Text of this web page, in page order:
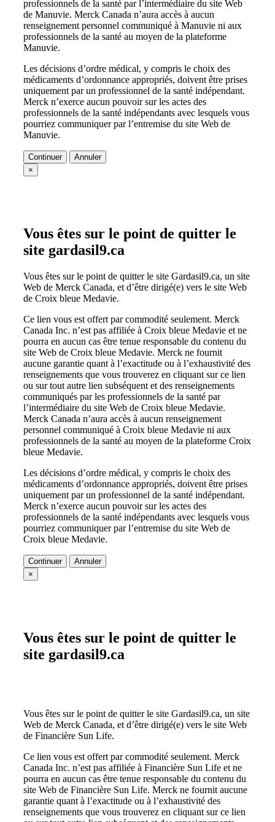
professionnels de la santé par l’intermédiaire du site Web
de Manuvie. Merck Canada n’aura accès à aucun
renseignement personnel communiqué à Manuvie ni aux
professionnels de la santé au moyen de la plateforme
Manuvie.
Les décisions d’ordre médical, y compris le choix des
médicaments d’ordonnance appropriés, doivent être prises
uniquement par un professionnel de la santé indépendant.
Merck n’exerce aucun pouvoir sur les actes des
professionnels de la santé indépendants avec lesquels vous
pourriez communiquer par l’entremise du site Web de
Manuvie.
Continuer
Annuler
×
Vous êtes sur le point de quitter le
site gardasil9.ca
Vous êtes sur le point de quitter le site Gardasil9.ca, un site
Web de Merck Canada, et d’être dirigé(e) vers le site Web
de Croix bleue Medavie.
Ce lien vous est offert par commodité seulement. Merck
Canada Inc. n’est pas affiliée à Croix bleue Medavie et ne
pourra en aucun cas être tenue responsable du contenu du
site Web de Croix bleue Medavie. Merck ne fournit
aucune garantie quant à l’exactitude ou à l’exhaustivité des
renseignements que vous trouverez en cliquant sur ce lien
ou sur tout autre lien subséquent et des renseignements
communiqués par les professionnels de la santé par
l’intermédiaire du site Web de Croix bleue Medavie.
Merck Canada n’aura accès à aucun renseignement
personnel communiqué à Croix bleue Medavie ni aux
professionnels de la santé au moyen de la plateforme Croix
bleue Medavie.
Les décisions d’ordre médical, y compris le choix des
médicaments d’ordonnance appropriés, doivent être prises
uniquement par un professionnel de la santé indépendant.
Merck n’exerce aucun pouvoir sur les actes des
professionnels de la santé indépendants avec lesquels vous
pourriez communiquer par l’entremise du site Web de
Croix bleue Medavie.
Continuer
Annuler
×
Vous êtes sur le point de quitter le
site gardasil9.ca
Vous êtes sur le point de quitter le site Gardasil9.ca, un site
Web de Merck Canada, et d’être dirigé(e) vers le site Web
de Financière Sun Life.
Ce lien vous est offert par commodité seulement. Merck
Canada Inc. n’est pas affiliée à Financière Sun Life et ne
pourra en aucun cas être tenue responsable du contenu du
site Web de Financière Sun Life. Merck ne fournit aucune
garantie quant à l’exactitude ou à l’exhaustivité des
renseignements que vous trouverez en cliquant sur ce lien